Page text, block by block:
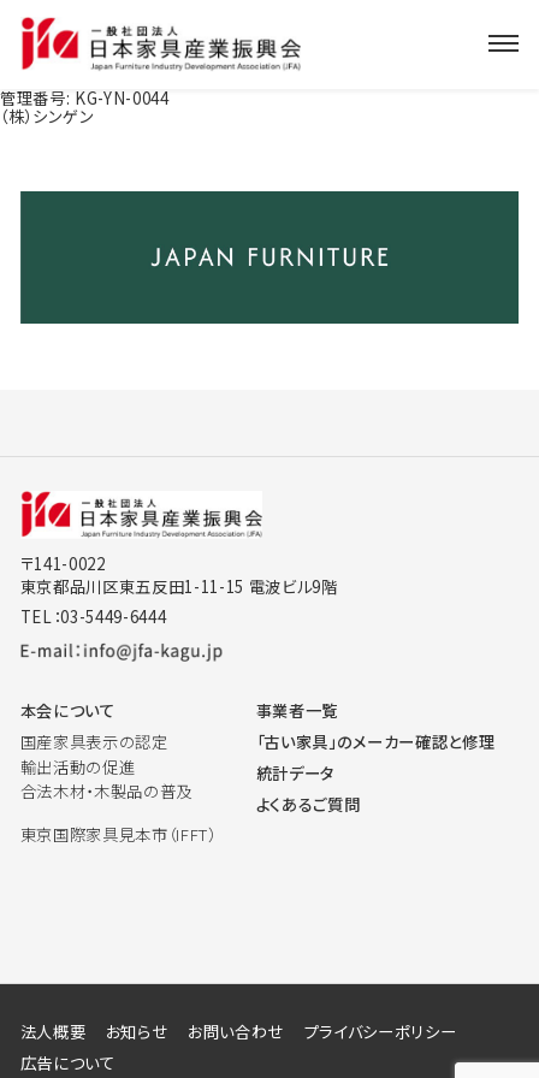
管理番号: KG-YN-0044
（株）シンゲン
〒141-0022
東京都品川区東五反田1-11-15 電波ビル9階
TEL：03-5449-6444
本会について
国産家具表示の認定
輸出活動の促進
合法木材・木製品の普及
東京国際家具見本市（IFFT）
事業者一覧
「古い家具」のメーカー確認と修理
統計データ
よくあるご質問
法人概要 お知らせ お問い合わせ
プライバシーポリシー
広告について